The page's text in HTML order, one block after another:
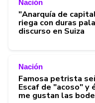
Nación
"Anarquía de
riega con duras
discurso en Suiza
Nación
Famosa petrista
Escaf de "acoso" y
me gustan las